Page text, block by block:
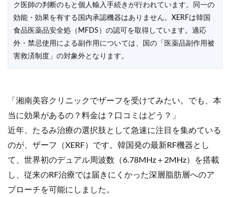
ク医師の判断のもと個人輸入手続きが行われています。同一の
効能・効果を有する国内承認機器はありません。XERFは韓国
食品医薬品安全処（MFDS）の認可を取得しています。適応
外・禁忌使用による副作用については、国の「医薬品副作用被
害救済制度」の対象外となります。
「湘南美容クリニックでザーフを受けてみたい。でも、本
当に効果があるの？料金は？口コミはどう？」
近年、たるみ治療の選択肢として急速に注目を集めている
のが、ザーフ（XERF）です。韓国発の最新RF機器とし
て、世界初のデュアル周波数（6.78MHz＋2MHz）を搭載
し、従来のRF治療では届きにくかった深層脂肪層へのア
プローチを可能にしました。